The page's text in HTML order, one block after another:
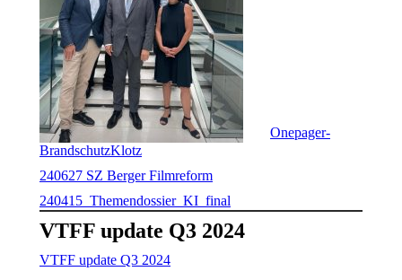
Onepager-
BrandschutzKlotz
240627 SZ Berger Filmreform
240415_Themendossier_KI_final
VTFF update Q3 2024
VTFF update Q3 2024